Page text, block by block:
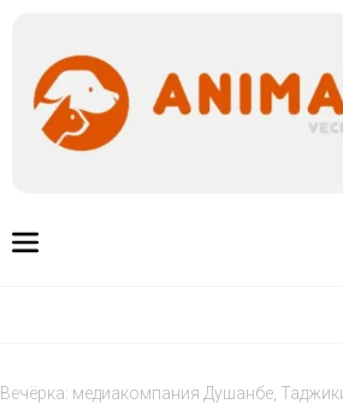
Вечёрка: медиакомпания Душанбе,